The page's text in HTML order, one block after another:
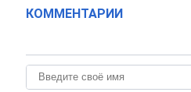
КОММЕНТАРИИ